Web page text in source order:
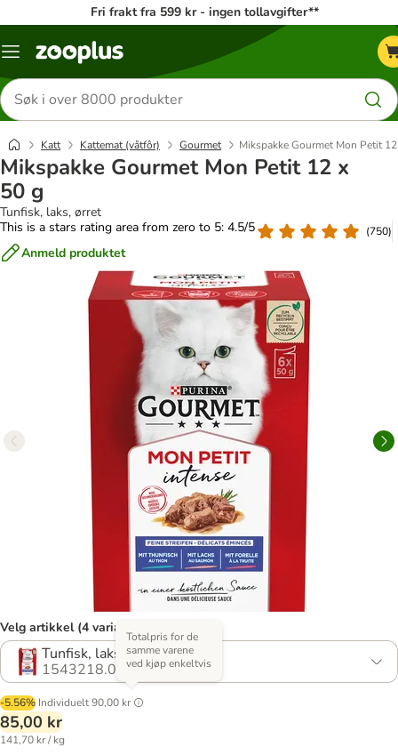
Fri frakt fra 599 kr - ingen tollavgifter**
Katalogmeny
Søk
etter
produkter
Katt Kattemat (våtfôr) Gourmet Mikspakke Gourmet Mon Petit
Mikspakke Gourmet Mon Petit 12 x
50 g
Tunfisk, laks, ørret
This is a stars rating area from zero to 5: 4.5/5
(750)
Anmeld produktet
Velg artikkel (4 varianter)
Tunfisk, laks, ørret
1543218.0
-5.56% Individuelt90,00 kr
Totalpris for de
samme varene
ved kjøp enkeltvis
85,00 kr
141,70 kr / kg